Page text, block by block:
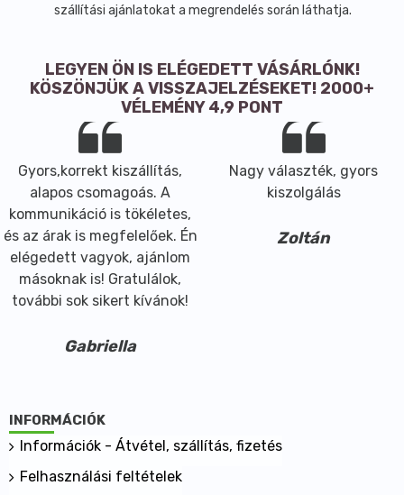
szállítási ajánlatokat a megrendelés során láthatja.
LEGYEN ÖN IS ELÉGEDETT VÁSÁRLÓNK!
KÖSZÖNJÜK A VISSZAJELZÉSEKET! 2000+
VÉLEMÉNY 4,9 PONT
Gyors,korrekt kiszállítás,
alapos csomagoás. A
kommunikáció is tökéletes,
és az árak is megfelelőek. Én
elégedett vagyok, ajánlom
másoknak is! Gratulálok,
további sok sikert kívánok!
Gabriella
Nagy választék, gyors
kiszolgálás
Zoltán
INFORMÁCIÓK
Információk - Átvétel, szállítás, fizetés
Felhasználási feltételek